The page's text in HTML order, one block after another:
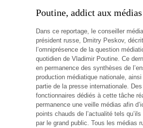
Poutine, addict aux médias
Dans ce reportage, le conseiller
président russe, Dmitry Peskov, décrit
l’omniprésence de la question
quotidien de Vladimir Poutine. Ce
en permanence des synthèses de
production médiatique nationale, ainsi
partie de la presse internationale. Des
fonctionnaires dédiés à cette tâche
permanence une veille médias afin
points chauds de l’actualité tels
par le grand public. Tous les médias